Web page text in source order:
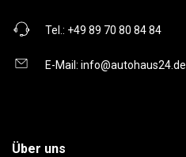
Tel.: +49 89 70 80 84 84
E-Mail: info@autohaus24.de
Über uns